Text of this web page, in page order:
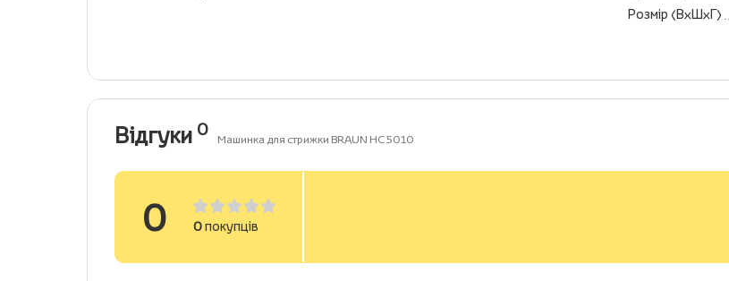
Розмір (ВхШхГ)
Відгуки 0 Машинка для стрижки BRAUN HC 5010
0 0покупців